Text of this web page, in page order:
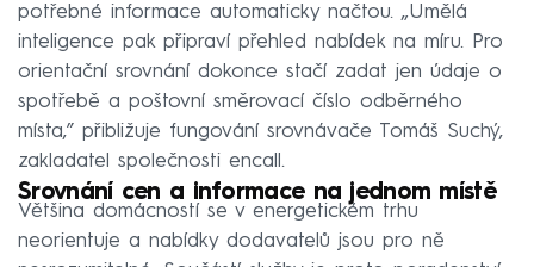
potřebné informace automaticky načtou. „Umělá
inteligence pak připraví přehled nabídek na míru. Pro
orientační srovnání dokonce stačí zadat jen údaje o
spotřebě a poštovní směrovací číslo odběrného
místa,” přibližuje fungování srovnávače Tomáš Suchý,
zakladatel společnosti encall.
Srovnání cen a informace na jednom místě
Většina domácností se v energetickém trhu
neorientuje a nabídky dodavatelů jsou pro ně